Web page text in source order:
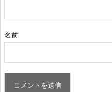
名前